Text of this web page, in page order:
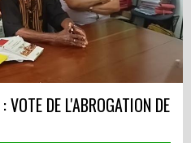
VOTE DE L'ABROGATION DE